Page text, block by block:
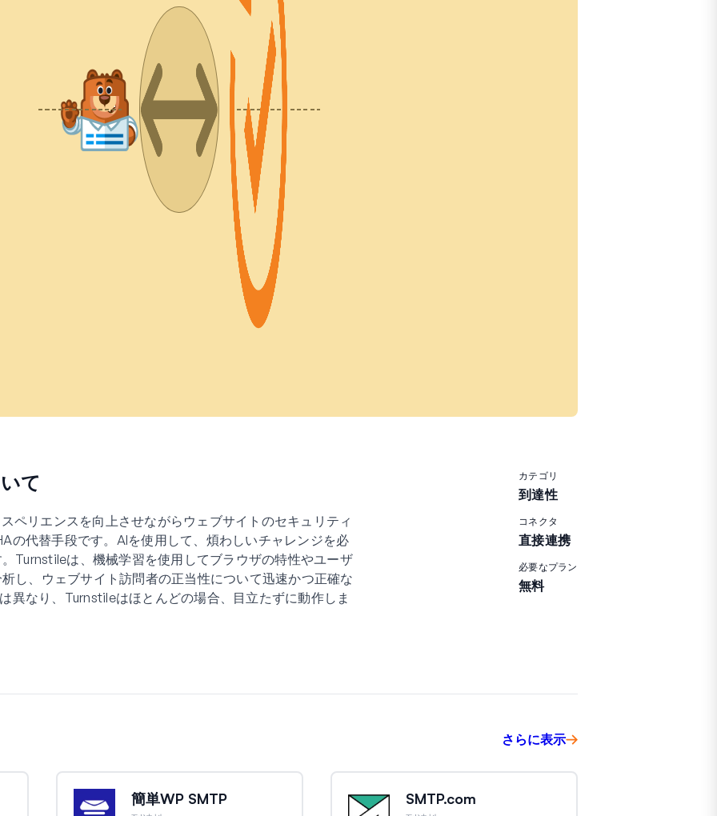
て
ペリエンスを向上させながらウェブサイトのセキュリティ
の代替手段です。AIを使用して、煩わしいチャレンジを必
Turnstileは、機械学習を使用してブラウザの特性やユーザ
し、ウェブサイト訪問者の正当性について迅速かつ正確な
異なり、Turnstileはほとんどの場合、目立たずに動作しま
カテゴリ
到達性
コネクタ
直接連携
必要なプラン
無料
さらに表示
簡単WP SMTP SMTP.com